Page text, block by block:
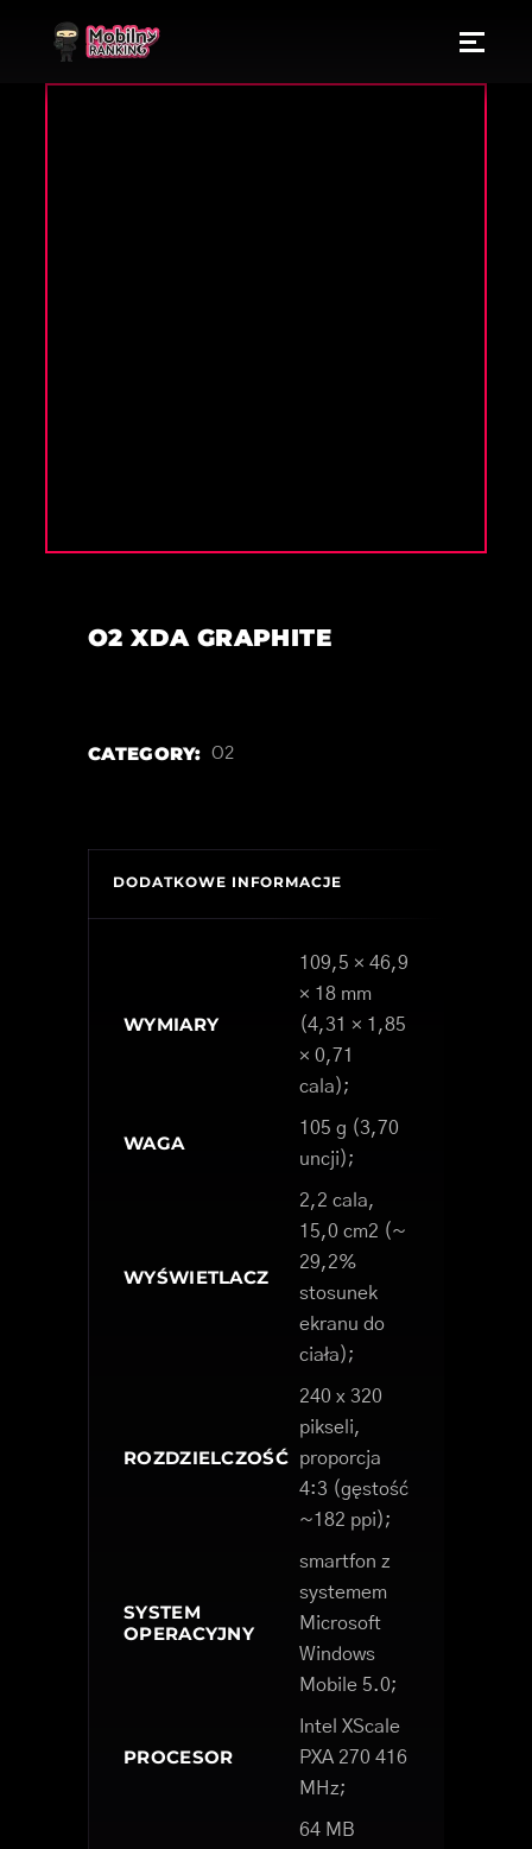
O2 XDA GRAPHITE
CATEGORY: O2
DODATKOWE INFORMACJE
WYMIARY
109,5 × 46,9
× 18 mm
(4,31 × 1,85
× 0,71
cala);
WAGA
105 g (3,70
uncji);
WYŚWIETLACZ
2,2 cala,
15,0 cm2 (~
29,2%
stosunek
ekranu do
ciała);
ROZDZIELCZOŚĆ
240 x 320
pikseli,
proporcja
4:3 (gęstość
~182 ppi);
SYSTEM
OPERACYJNY
smartfon z
systemem
Microsoft
Windows
Mobile 5.0;
PROCESOR
Intel XScale
PXA 270 416
MHz;
64 MB